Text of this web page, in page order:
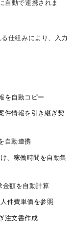
自動で連携されま
仕組みにより、入力
を自動コピー
件情報を引き継ぎ契
自動連携
、稼働時間を自動集
額を自動計算
件費単価を参照
注文書作成